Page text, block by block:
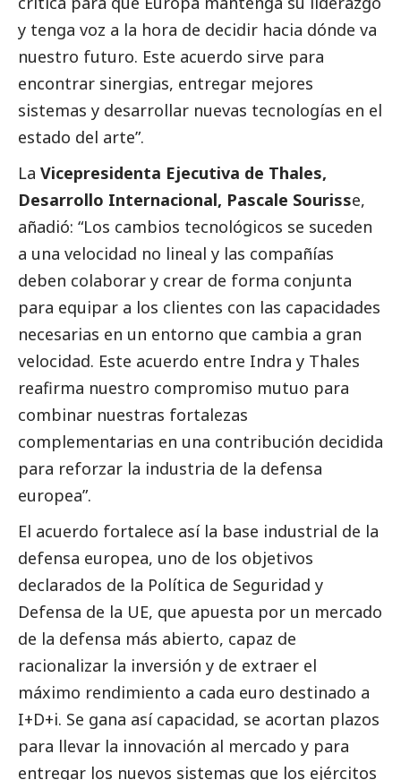
y tenga voz a la hora de decidir hacia dónde va
nuestro futuro. Este acuerdo sirve para
encontrar sinergias, entregar mejores
sistemas y desarrollar nuevas tecnologías en el
estado del arte”.
La Vicepresidenta Ejecutiva de Thales,
Desarrollo Internacional, Pascale Sourisse,
añadió: “Los cambios tecnológicos se suceden
a una velocidad no lineal y las compañías
deben colaborar y crear de forma conjunta
para equipar a los clientes con las capacidades
necesarias en un entorno que cambia a gran
velocidad. Este acuerdo entre Indra y Thales
reafirma nuestro compromiso mutuo para
combinar nuestras fortalezas
complementarias en una contribución decidida
para reforzar la industria de la defensa
europea”.
El acuerdo fortalece así la base industrial de la
defensa europea, uno de los objetivos
declarados de la Política de Seguridad y
Defensa de la UE, que apuesta por un mercado
de la defensa más abierto, capaz de
racionalizar la inversión y de extraer el
máximo rendimiento a cada euro destinado a
I+D+i. Se gana así capacidad, se acortan plazos
para llevar la innovación al mercado y para
entregar los nuevos sistemas que los ejércitos